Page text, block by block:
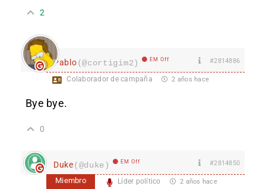
2
Pablo(@cortigim2) EM Off #2814886
Colaborador de campaña 2 años hace
Bye bye.
0
Duke(@duke) EM Off #2814850
Miembro Líder político 2 años hace